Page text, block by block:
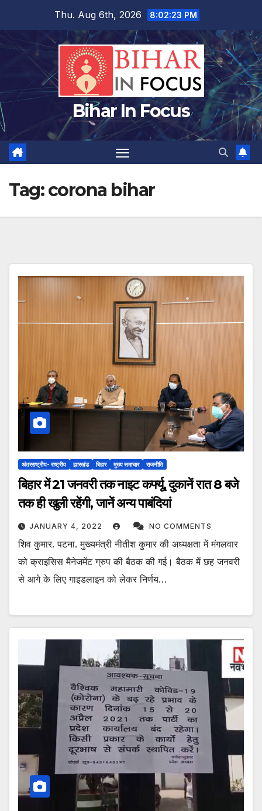
content
Thu. Aug 6th, 2026 8:02:24 PM
Bihar In Focus
Tag:corona bihar
अंतरराष्ट्रीय- राष्ट्रीय झारखंड बिहार मुख्य समाचार राजनीति
बिहार में 21 जनवरी तक नाइट कर्फ्यू, दुकानें रात 8 बजे
तक ही खुली रहेंगी, जानें अन्य पाबंदियां
JANUARY 4, 2022 NO COMMENTS
शिव कुमार. पटना. मुख्यमंत्री नीतीश कुमार की अध्यक्षता में मंगलवार
को क्राइसिस मैनेजमेंट ग्रुप की बैठक की गई। बैठक में छह जनवरी
से आगे के लिए गाइडलाइन को लेकर निर्णय…